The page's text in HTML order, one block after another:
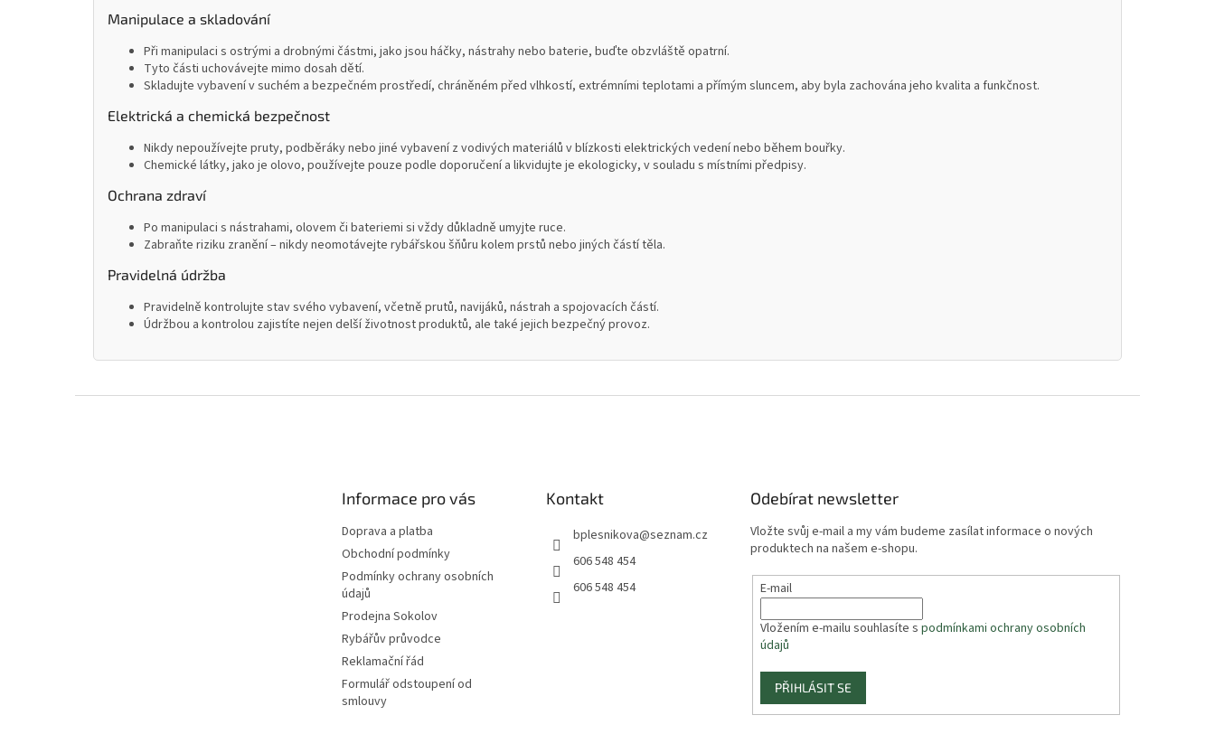
Manipulace a skladování
Při manipulaci s ostrými a drobnými částmi, jako jsou háčky, nástrahy nebo baterie, buďte obzvláště opatrní.
Tyto části uchovávejte mimo dosah dětí.
Skladujte vybavení v suchém a bezpečném prostředí, chráněném před vlhkostí, extrémními teplotami a přímým sluncem, aby byla zachována jeho kvalita a funkčnost.
Elektrická a chemická bezpečnost
Nikdy nepoužívejte pruty, podběráky nebo jiné vybavení z vodivých materiálů v blízkosti elektrických vedení nebo během bouřky.
Chemické látky, jako je olovo, používejte pouze podle doporučení a likvidujte je ekologicky, v souladu s místními předpisy.
Ochrana zdraví
Po manipulaci s nástrahami, olovem či bateriemi si vždy důkladně umyjte ruce.
Zabraňte riziku zranění – nikdy neomotávejte rybářskou šňůru kolem prstů nebo jiných částí těla.
Pravidelná údržba
Pravidelně kontrolujte stav svého vybavení, včetně prutů, navijáků, nástrah a spojovacích částí.
Údržbou a kontrolou zajistíte nejen delší životnost produktů, ale také jejich bezpečný provoz.
Informace pro vás
Doprava a platba
Obchodní podmínky
Podmínky ochrany osobních
údajů
Prodejna Sokolov
Rybářův průvodce
Reklamační řád
Formulář odstoupení od
smlouvy
Kontakt
bplesnikova@seznam.cz
606 548 454
606 548 454
Odebírat newsletter
Vložte svůj e-mail a my vám budeme zasílat informace o nových
produktech na našem e-shopu.
E-mail
Vložením e-mailu souhlasíte spodmínkami ochrany osobních
údajů
PŘIHLÁSIT SE